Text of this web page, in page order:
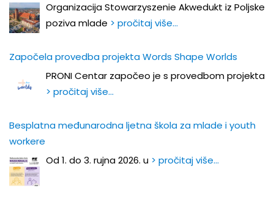
Organizacija Stowarzyszenie Akwedukt iz Poljske
poziva mlade > pročitaj više…
Započela provedba projekta Words Shape Worlds
PRONI Centar započeo je s provedbom projekta
> pročitaj više…
Besplatna međunarodna ljetna škola za mlade i youth
workere
Od 1. do 3. rujna 2026. u > pročitaj više…